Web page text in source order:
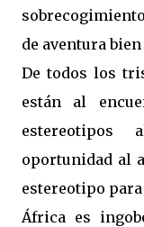
de aventura
De todos los
están al
oportunidad al
estereotipo
África es